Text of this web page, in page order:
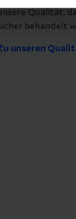
Qualität,
behandelt
unseren